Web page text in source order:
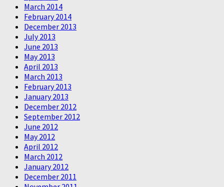
March 2014
February 2014
December 2013
July 2013
June 2013
May 2013
April 2013
March 2013
February 2013
January 2013
December 2012
September 2012
June 2012
May 2012
April 2012
March 2012
January 2012
December 2011